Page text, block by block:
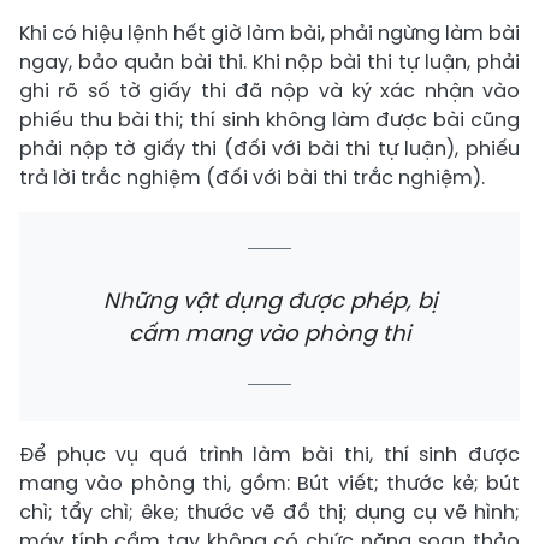
Khi có hiệu lệnh hết giờ làm bài, phải ngừng làm bài
ngay, bảo quản bài thi. Khi nộp bài thi tự luận, phải
ghi rõ số tờ giấy thi đã nộp và ký xác nhận vào
phiếu thu bài thi; thí sinh không làm được bài cũng
phải nộp tờ giấy thi (đối với bài thi tự luận), phiếu
trả lời trắc nghiệm (đối với bài thi trắc nghiệm).
Những vật dụng được phép, bị
cấm mang vào phòng thi
Để phục vụ quá trình làm bài thi, thí sinh được
mang vào phòng thi, gồm: Bút viết; thước kẻ; bút
chì; tẩy chì; êke; thước vẽ đồ thị; dụng cụ vẽ hình;